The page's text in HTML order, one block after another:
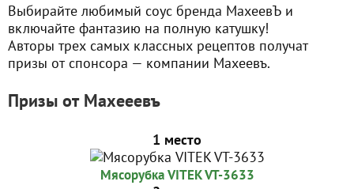
Выбирайте любимый соус бренда МахеевЪ и
включайте фантазию на полную катушку!
Авторы трех самых классных рецептов получат
призы от спонсора — компании Махеевъ.
Призы от Махееевъ
1 место
Мясорубка VITEK VT-3633